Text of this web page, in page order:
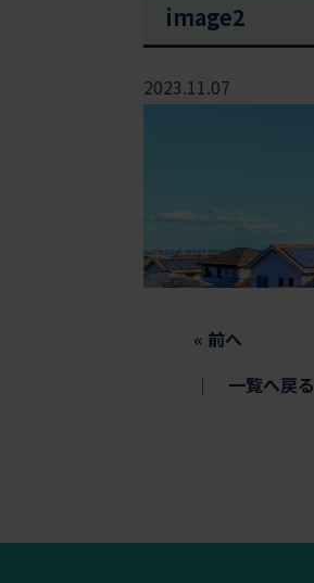
image2
2023.11.07
« 前へ
│ 一覧へ戻る